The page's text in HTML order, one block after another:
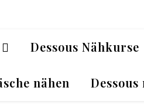
Dessous Nähkurse
nähen Dessous